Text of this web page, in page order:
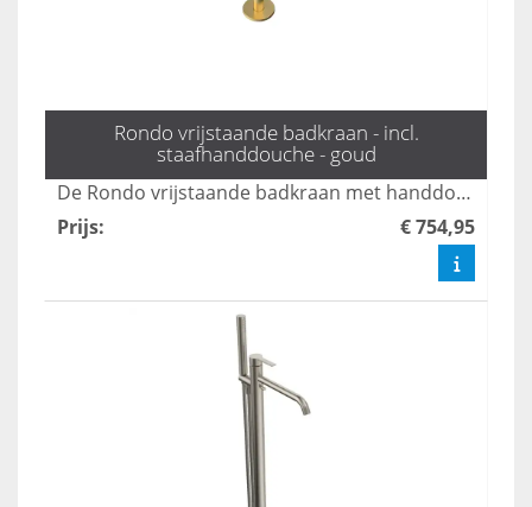
Rondo vrijstaande badkraan - incl.
staafhanddouche - goud
De Rondo vrijstaande badkraan met handdouche in mat zwart combineert stijl en functionaliteit, perfect voor moderne badkamers. Met een elegante uitstraling en gebruiksvriendelijke bediening biedt deze kraan een luxe ervaring tijdens uw badmomenten. Dankzij het duurzame ontwerp en de hoogwaardige afwerking is dit product een ideale keuze voor elk interieur.
Prijs: € 754,95